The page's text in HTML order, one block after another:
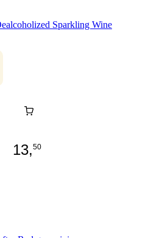
Sparkling Wine
13,50